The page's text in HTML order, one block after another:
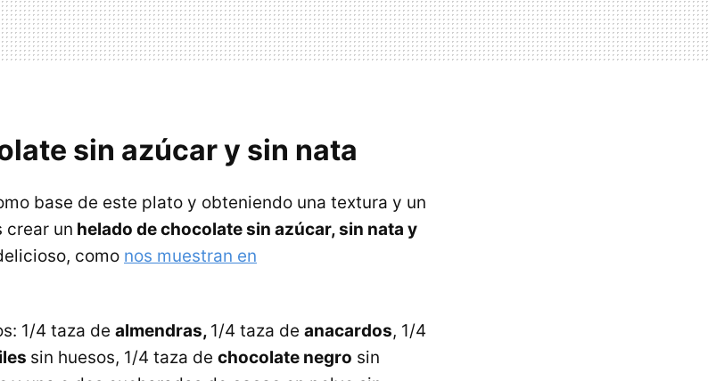
sin azúcar y sin nata
base de este plato y obteniendo una textura y un
crear un helado de chocolate sin azúcar, sin nata y
como nos muestran en
1/4 taza de almendras, 1/4 taza de anacardos, 1/4
sin huesos, 1/4 taza de chocolate negro sin